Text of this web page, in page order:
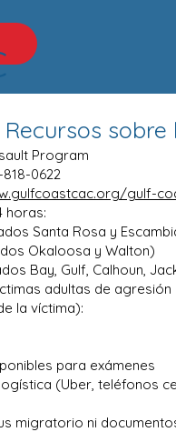
Recursos
Program
0622
gulf-
horas:
Santa Rosa y
Okaloosa y Walton)
Bay, Gulf, Calhoun,
adultas de
la víctima):
para exámenes
(Uber, teléfonos
migratorio ni